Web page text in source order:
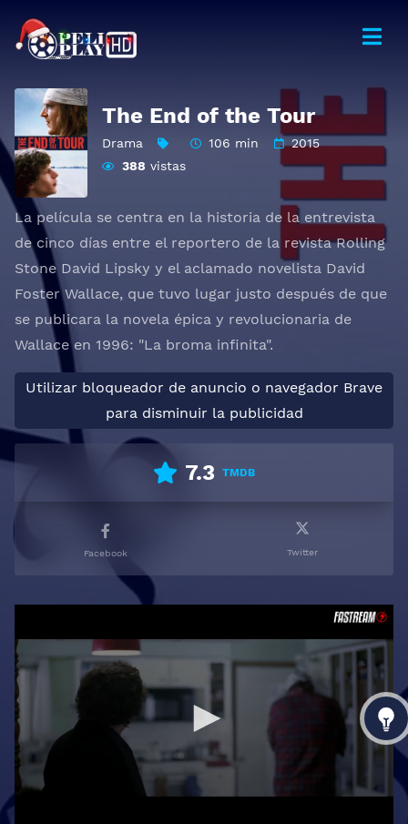
The End of the Tour
Drama 106 min
2015
388 vistas
La película se centra en la historia de la entrevista
de cinco días entre el reportero de la revista Rolling
Stone David Lipsky y el aclamado novelista David
Foster Wallace, que tuvo lugar justo después de que
se publicara la novela épica y revolucionaria de
Wallace en 1996: "La broma infinita".
Utilizar bloqueador de anuncio o navegador Brave
para disminuir la publicidad
7.3 TMDB
Facebook Twitter